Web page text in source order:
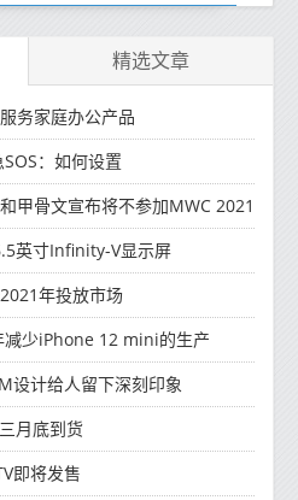
精选文章
务家庭办公产品
：如何设置
甲骨文宣布将不参加MWC 2021
英寸Infinity-V显示屏
年投放市场
减少iPhone 12 mini的生产
设计给人留下深刻印象
月底到货
即将发售